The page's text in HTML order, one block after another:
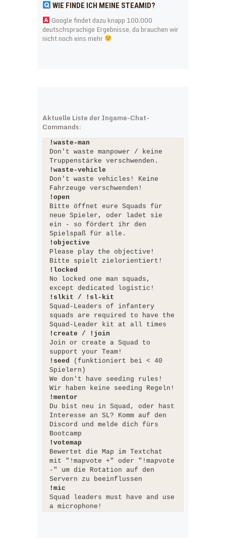
WIE FINDE ICH MEINE STEAMID?
Google findet dazu knapp 100.000
deutschsprachige Ergebnisse, da brauchen wir
nicht noch eins mehr
Aktuelle Liste der Ingame-Chat-
Commands:
!waste-man
Don't waste manpower / keine
Truppenstärke verschwenden.
!waste-vehicle
Don't waste vehicles! Keine
Fahrzeuge verschwenden!
!open
Bitte öffnet eure Squads für
neue Spieler, oder ladet sie
ein - so fördert ihr den
Spielspaß für alle.
!objective
Please play the objective!
Bitte spielt zielorientiert!
!locked
No locked one man squads,
except dedicated logistic!
!slkit / !sl-kit
Squad-Leaders of infantery
squads are required to have the
Squad-Leader kit at all times
!create / !join
Join or create a Squad to
support your Team!
!seed
(funktioniert bei < 40
Spielern)
We don't have seeding rules!
Wir haben keine seeding Regeln!
!mentor
Du bist neu in Squad, oder hast
Interesse an SL? Komm auf den
Discord und melde dich fürs
Bootcamp
!votemap
Bewertet die Map im Textchat
mit "!mapvote +" oder "!mapvote
-" um die Rotation auf den
Servern zu beeinflussen
!mic
Squad leaders must have and use
a microphone!